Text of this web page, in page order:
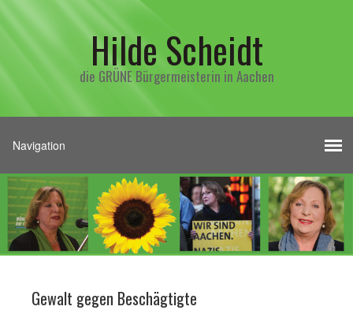
Hilde Scheidt
die GRÜNE Bürgermeisterin in Aachen
Gewalt gegen Beschägtigte